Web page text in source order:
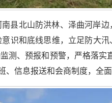
县北山防洪林、泽曲河岸
识和底线思维，立足防大
测、预报和预警，严格落
、信息报送和会商制度，全